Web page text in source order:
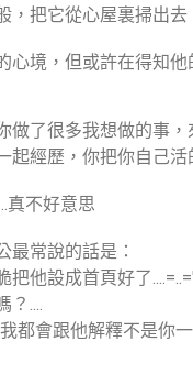
，把它從心屋裏掃出去
心境，但或許在得知
做了很多我想做的事
起經歷，你把你自己
真不好意思
最常說的話是：
把他設成首頁好了
？....
都會跟他解釋不是你